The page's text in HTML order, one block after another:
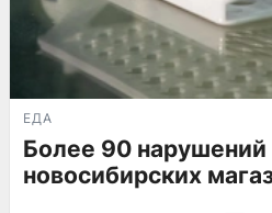
ЕДА
Более 90 нарушений
новосибирских